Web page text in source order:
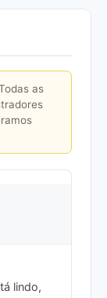
as
lindo,